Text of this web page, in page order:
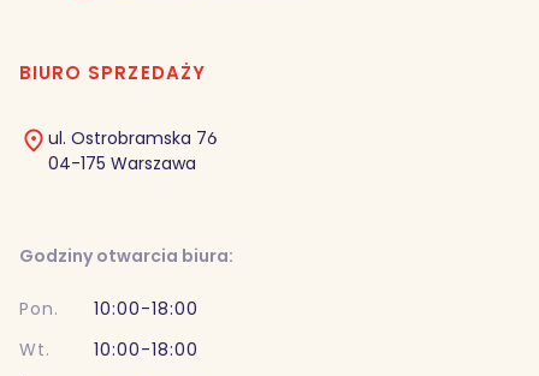
BIURO SPRZEDAŻY
ul. Ostrobramska 76
04-175 Warszawa
Godziny otwarcia biura:
Pon.
10:00-18:00
Wt.
10:00-18:00